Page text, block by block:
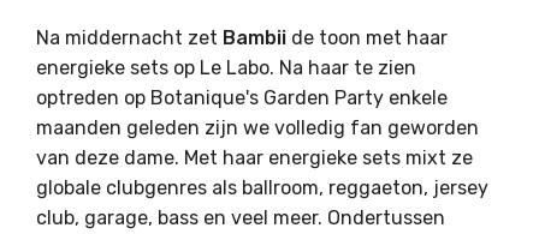
Na middernacht zet Bambii de toon met haar
energieke sets op Le Labo. Na haar te zien
optreden op Botanique's Garden Party enkele
maanden geleden zijn we volledig fan geworden
van deze dame. Met haar energieke sets mixt ze
globale clubgenres als ballroom, reggaeton, jersey
club, garage, bass en veel meer. Ondertussen